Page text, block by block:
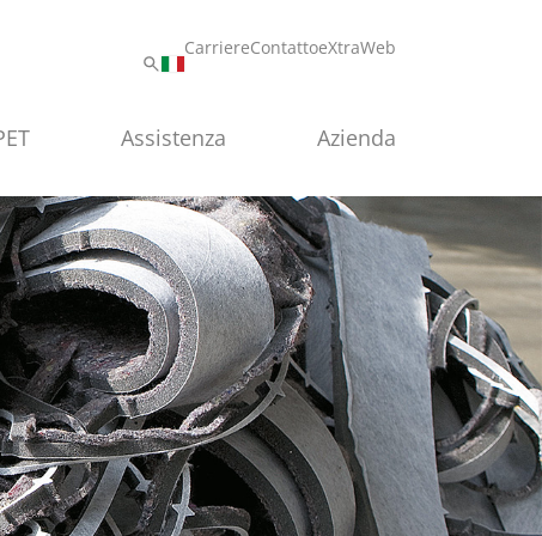
CarriereContattoeXtraWeb
Assistenza Azienda